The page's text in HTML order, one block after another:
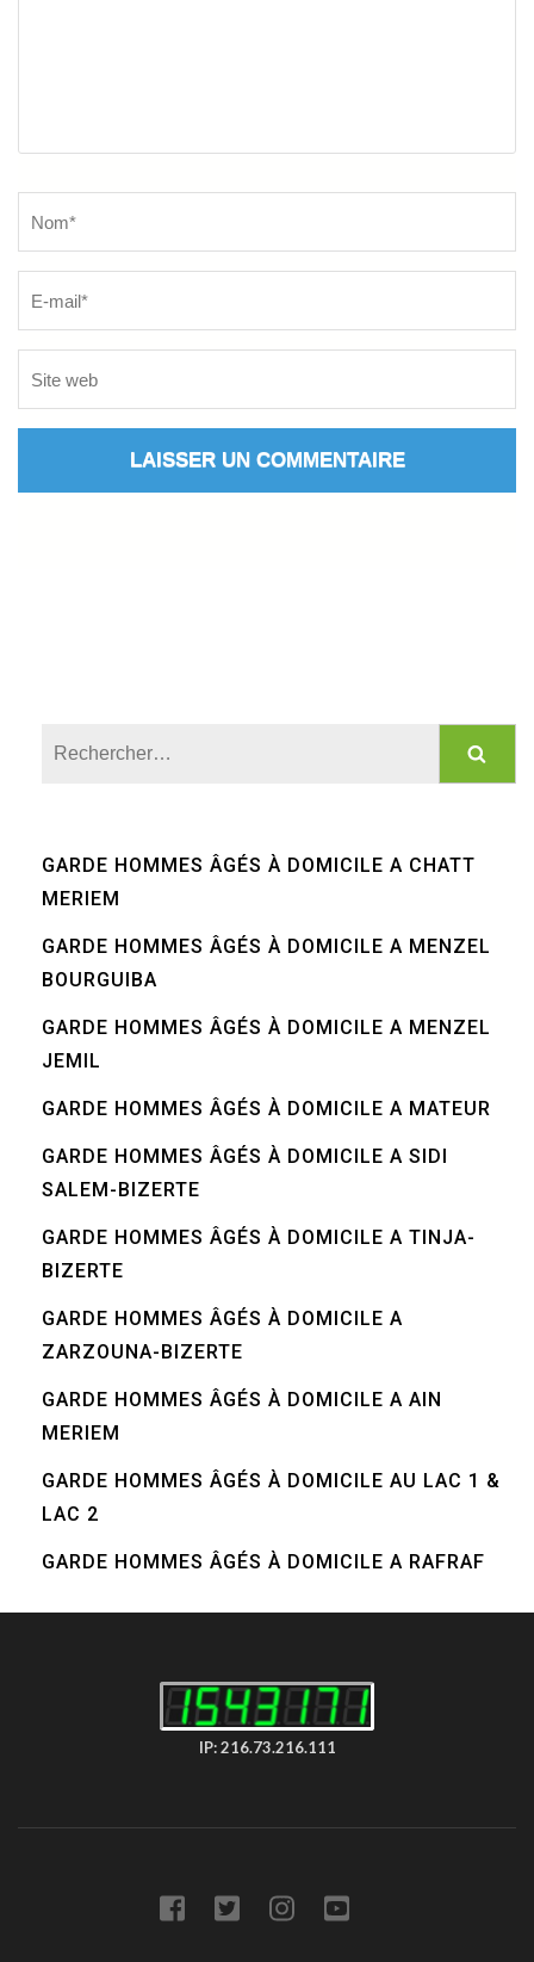
GARDE HOMMES ÂGÉS À DOMICILE A CHATT
MERIEM
GARDE HOMMES ÂGÉS À DOMICILE A MENZEL
BOURGUIBA
GARDE HOMMES ÂGÉS À DOMICILE A MENZEL
JEMIL
GARDE HOMMES ÂGÉS À DOMICILE A MATEUR
GARDE HOMMES ÂGÉS À DOMICILE A SIDI
SALEM-BIZERTE
GARDE HOMMES ÂGÉS À DOMICILE A TINJA-
BIZERTE
GARDE HOMMES ÂGÉS À DOMICILE A
ZARZOUNA-BIZERTE
GARDE HOMMES ÂGÉS À DOMICILE A AIN
MERIEM
GARDE HOMMES ÂGÉS À DOMICILE AU LAC 1 &
LAC 2
GARDE HOMMES ÂGÉS À DOMICILE A RAFRAF
IP: 216.73.216.111